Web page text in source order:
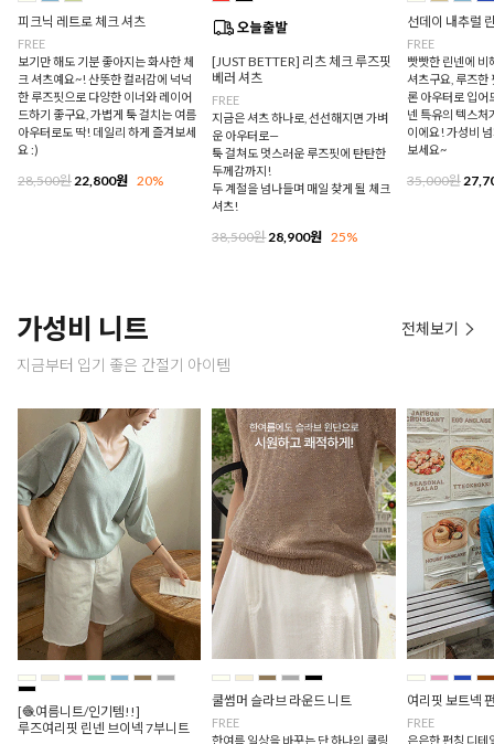
피크닉 레트로 체크 셔츠
FREE
보기만 해도 기분 좋아지는 화사한 체
크 셔츠예요~! 산뜻한 컬러감에 넉넉
한 루즈핏으로 다양한 이너와 레이어
드하기 좋구요, 가볍게 툭 걸치는 여름
아우터로도 딱! 데일리 하게 즐겨보세
요 :)
28,500원 22,800원 20%
[JUST BETTER] 리츠 체크 루즈핏
베러 셔츠
FREE
지금은 셔츠 하나로, 선선해지면 가벼
운 아우터로—
툭 걸쳐도 멋스러운 루즈핏에 탄탄한
두께감까지!
두 계절을 넘나들며 매일 찾게 될 체크
셔츠!
38,500원28,900원 25%
선데이 내추럴
FREE
빳빳한 린넨에 비
셔츠구요, 루즈한
론 아우터로 입어
넨 특유의 텍스처
이에요! 가성비
보세요~
35,000원
가성비 니트
지금부터 입기 좋은 간절기 아이템
전체보기
[🧶여름니트/인기템!!]
루즈여리핏 린넨 브이넥 7부니트
쿨썸머 슬라브 라운드 니트
FREE
한여름 일상을 바꾸는 단 하나의 쿨링
여리핏 보트넥
FREE
은은한 펀칭 디테